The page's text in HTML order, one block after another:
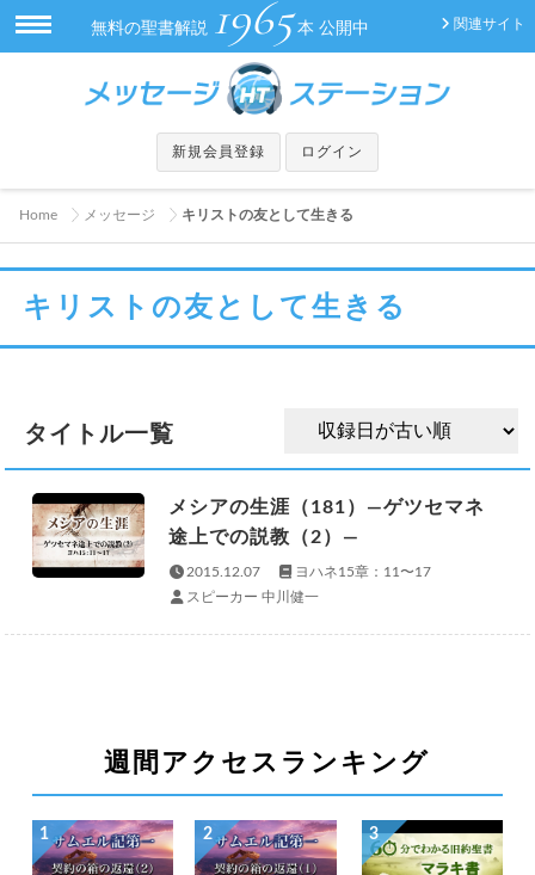
関連サイト
無料の聖書解説 1965 本 公開中
新規会員登録 ログイン
Home メッセージ キリストの友として生きる
キリストの友として生きる
タイトル一覧
メシアの生涯（181）—ゲツセマネ
途上での説教（2）—
2015.12.07
ヨハネ15章：11〜17
スピーカー 中川健一
週間アクセスランキング
1 2 3